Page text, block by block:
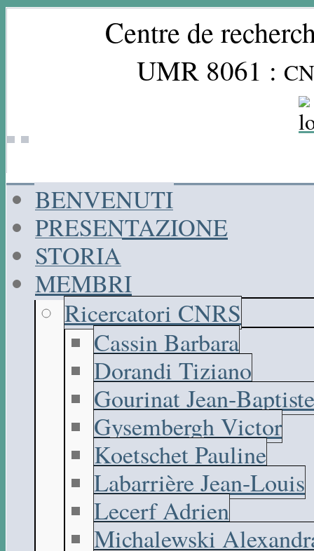
Centre de
UMR 8061 :
BENVENUTI
PRESENTAZIONE
STORIA
MEMBRI
Ricercatori CNRS
Cassin Barbara
Dorandi Tiziano
Gourinat Jean-Baptiste
Gysembergh Victor
Koetschet Pauline
Labarrière Jean-Louis
Lecerf Adrien
Michalewski